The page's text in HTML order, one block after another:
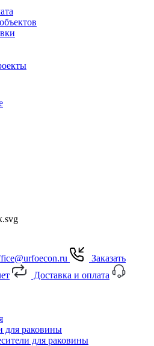
Заказать
Доставка и оплата
для раковины
для раковины